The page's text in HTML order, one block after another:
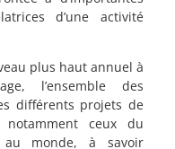
d’une activité
plus haut annuel à
l’ensemble des
différents projets de
ceux du
au monde, à savoir